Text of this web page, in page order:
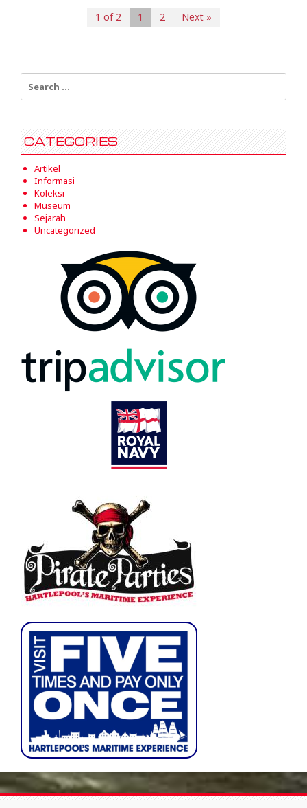
1 of 2 1 2 Next »
Search
for:
CATEGORIES
Artikel
Informasi
Koleksi
Museum
Sejarah
Uncategorized